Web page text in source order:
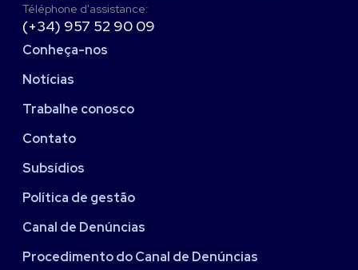
Téléphone d'assistance:
(+34) 957 52 90 09
Conheça-nos
Notícias
Trabalhe conosco
Contato
Subsídios
Política de gestão
Canal de Denúncias
Procedimento do Canal de Denúncias